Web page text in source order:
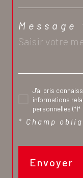
Message
J'ai pris
informations
personnelles (*)*
* Champ
Envoyer